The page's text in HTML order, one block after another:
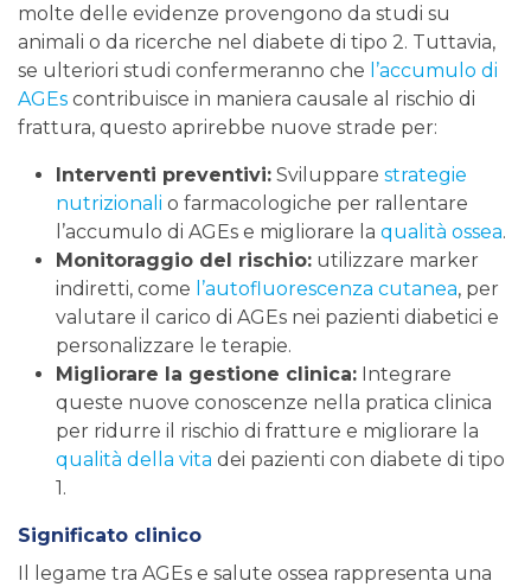
molte delle evidenze provengono da studi su
animali o da ricerche nel diabete di tipo 2. Tuttavia,
se ulteriori studi confermeranno che l’accumulo di
AGEs contribuisce in maniera causale al rischio di
frattura, questo aprirebbe nuove strade per:
Interventi preventivi: Sviluppare strategie
nutrizionali o farmacologiche per rallentare
l’accumulo di AGEs e migliorare la qualità ossea.
Monitoraggio del rischio: utilizzare marker
indiretti, come l’autofluorescenza cutanea, per
valutare il carico di AGEs nei pazienti diabetici e
personalizzare le terapie.
Migliorare la gestione clinica: Integrare
queste nuove conoscenze nella pratica clinica
per ridurre il rischio di fratture e migliorare la
qualità della vita dei pazienti con diabete di tipo
1.
Significato clinico
Il legame tra AGEs e salute ossea rappresenta una